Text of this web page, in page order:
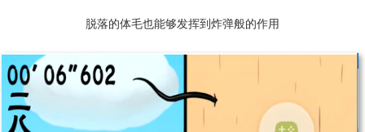
脱落的体毛也能够发挥到炸弹般的作用